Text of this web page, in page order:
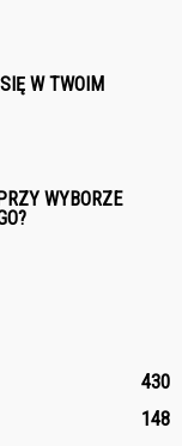
W TWOIM
WYBORZE
430
148